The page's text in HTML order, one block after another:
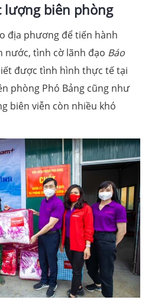
lượng biên phòng
địa phương để tiến hành
tình cờ lãnh đạo Báo
được tình hình thực tế tại
phòng Phó Bảng cũng như
biên viễn còn nhiều khó